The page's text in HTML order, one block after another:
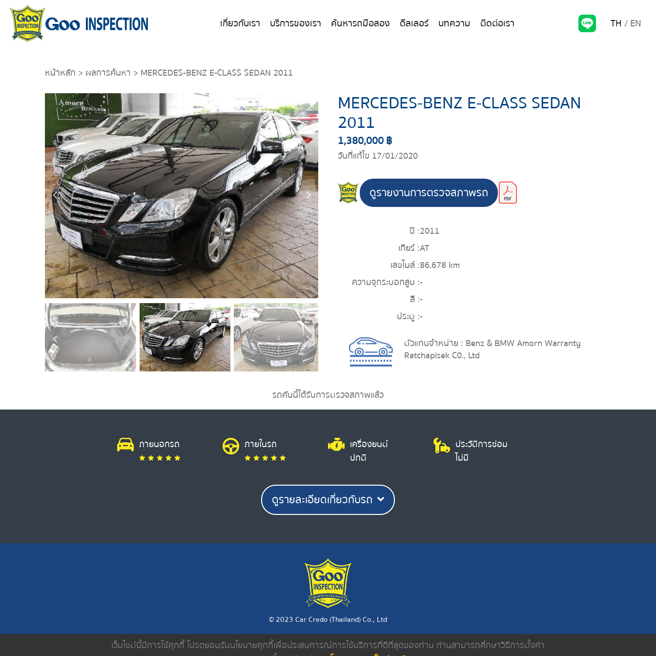
เกี่ยวกับเรา บริการของเรา ค้นหารถมือสอง ดีลเลอร์ บทความ ติดต่อเรา TH EN
หน้าหลัก > ผลการค้นหา > MERCEDES-BENZ E-CLASS SEDAN 2011
MERCEDES-BENZ E-CLASS SEDAN
2011
1,380,000 ฿
วันที่แก้ไข 17/01/2020
ดูรายงานการตรวจสภาพรถ
ปี :2011
เกียร์ :AT
เลขไมล์ :86,678 km
ความจุกระบอกสูบ :-
สี :-
ประตู :-
ตัวแทนจำหน่าย : Benz & BMW Amorn Warranty
Ratchapisek C0., Ltd
รถคันนี้ได้รับการตรวจสภาพแล้ว
ภายนอกรถ ภายในรถ
เครื่องยนต์
ปกติ
ประวัติการซ่อม
ไม่มี
ดูรายละเอียดเกี่ยวกับรถ
© 2023 Car Credo (Thailand) Co., Ltd
เกี่ยวกับเรา บริการของเรา ค้นหารถมือสอง ดีลเลอร์ บทความ ติดต่อเรา นโยบายความเป็นส่วนตัว
เว็บไซต์นี้มีการใช้คุกกี้ โปรดยอมรับนโยบายคุกกี้เพื่อประสบการณ์การใช้บริการที่ดีที่สุดของท่าน ท่านสามารถศึกษาวิธีการตั้งค่า